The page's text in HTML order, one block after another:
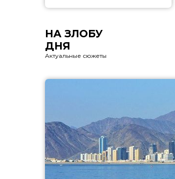
НА ЗЛОБУ
ДНЯ
Актуальные сюжеты